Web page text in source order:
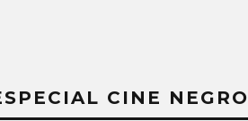
CINE NEGRO